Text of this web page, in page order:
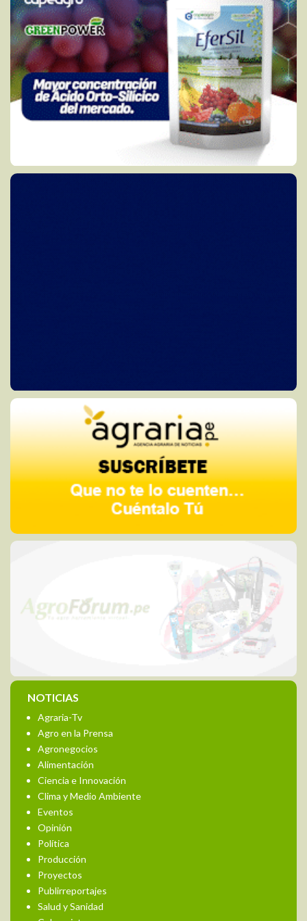
NOTICIAS
Agraria-Tv
Agro en la Prensa
Agronegocios
Alimentación
Ciencia e Innovación
Clima y Medio Ambiente
Eventos
Opinión
Política
Producción
Proyectos
Publirreportajes
Salud y Sanidad